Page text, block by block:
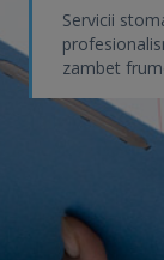
Servicii
zambet